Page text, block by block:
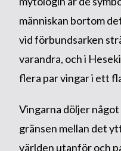
människan bortom
vid förbundsarken
varandra, och i
flera par vingar i ett
Vingarna döljer
gränsen mellan det
världen utanför och